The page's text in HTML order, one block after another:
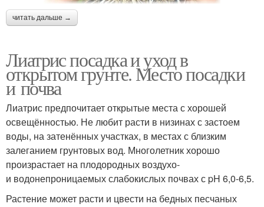
читать дальше →
Лиатрис посадка и уход в
открытом грунте. Место посадки
и почва
Лиатрис предпочитает открытые места с хорошей
освещённостью. Не любит расти в низинах с застоем
воды, на затенённых участках, в местах с близким
залеганием грунтовых вод. Многолетник хорошо
произрастает на плодородных воздухо-
и водонепроницаемых слабокислых почвах с pH 6,0-6,5.
Растение может расти и цвести на бедных песчаных